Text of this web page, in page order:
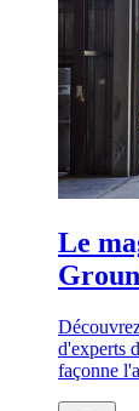
Le
d'experts
façonne